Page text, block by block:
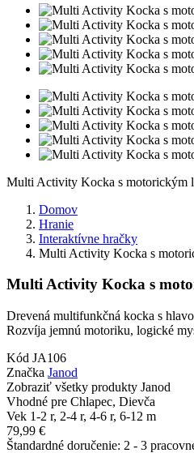
Multi Activity Kocka s motorickým
Domov
Hranie
Interaktívne hračky
Multi Activity Kocka s
Multi Activity Kocka s
Drevená multifunkčná kocka s
Rozvíja jemnú motoriku, logické
Kód JA106
Značka Janod
Zobraziť všetky produkty Janod
Vhodné pre Chlapec, Dievča
Vek 1-2 r, 2-4 r, 4-6 r, 6-12 m
79,99 €
Štandardné doručenie: 2 - 3